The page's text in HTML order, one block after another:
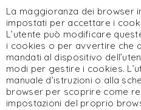
La maggioranza dei browser
impostati per accettare i
L’utente può modificare
i cookies o per avvertire che
mandati al dispositivo
modi per gestire i cookies.
manuale d’istruzioni o alla
browser per scoprire come
impostazioni del proprio